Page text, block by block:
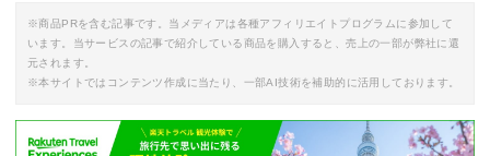
※商品PRを含む記事です。当メディアは各種アフィリエイトプログラムに参加して
います。当サービスの記事で紹介している商品を購入すると、売上の一部が弊社に還
元されます。
※本サイトではコンテンツ作成に当たり、一部AI技術を補助的に活用しております。